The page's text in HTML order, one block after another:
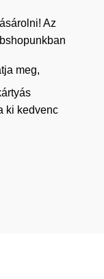
Az
meg,
ki kedvenc